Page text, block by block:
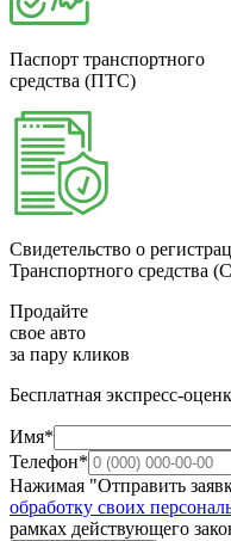
Паспорт транспортного
средства (ПТС)
Свидетельство о
Транспортного средства
Продайте
свое авто
за пару кликов
Бесплатная экспресс-
Имя*
Телефон*
Нажимая "Отправить
обработку своих
рамках действующего